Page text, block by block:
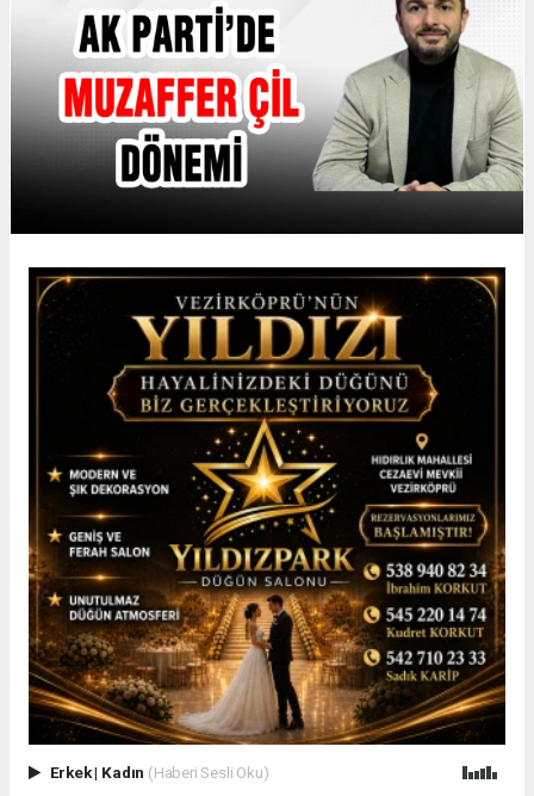
Erkek| Kadın (Haberi Sesli Oku)